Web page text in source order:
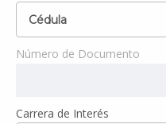
Cédula
Número de Documento
Carrera de Interés